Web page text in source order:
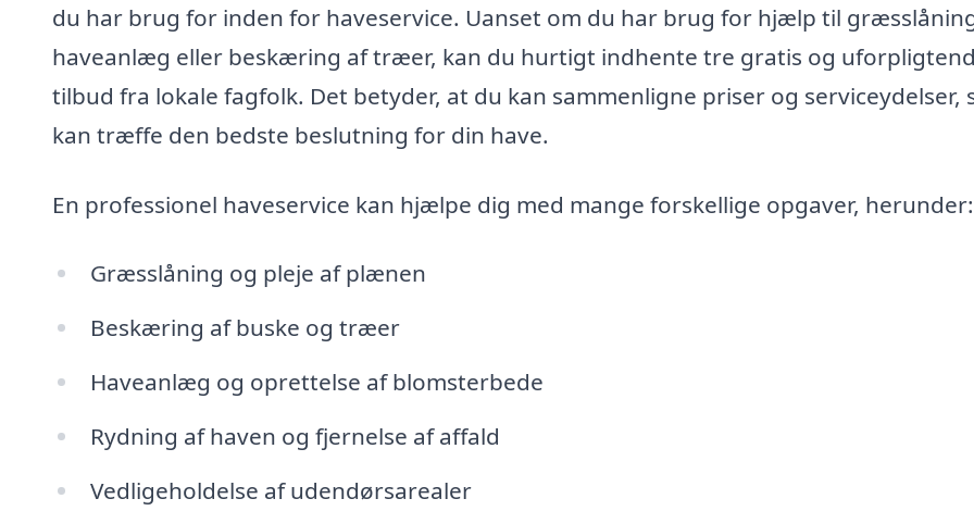
du har brug for inden for haveservice. Uanset om du har brug for hjælp til
haveanlæg eller beskæring af træer, kan du hurtigt indhente tre gratis og
tilbud fra lokale fagfolk. Det betyder, at du kan sammenligne priser og serviceydelser,
kan træffe den bedste beslutning for din have.
En professionel haveservice kan hjælpe dig med mange forskellige opgaver, herunder:
Græsslåning og pleje af plænen
Beskæring af buske og træer
Haveanlæg og oprettelse af blomsterbede
Rydning af haven og fjernelse af affald
Vedligeholdelse af udendørsarealer